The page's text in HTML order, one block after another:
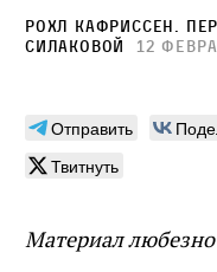
Рохл Кафриссен .
Силаковой
12
Отправить
Твитнуть
Материал